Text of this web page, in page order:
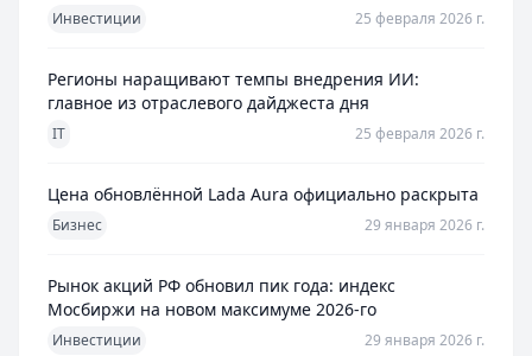
Инвестиции 25 февраля 2026 г.
Регионы наращивают темпы внедрения ИИ:
главное из отраслевого дайджеста дня
IT 25 февраля 2026 г.
Цена обновлённой Lada Aura официально раскрыта
Бизнес 29 января 2026 г.
Рынок акций РФ обновил пик года: индекс
Мосбиржи на новом максимуме 2026-го
Инвестиции 29 января 2026 г.